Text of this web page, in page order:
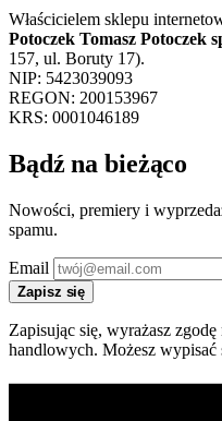
Właścicielem sklepu
Potoczek Tomasz Potoczek
157, ul. Boruty 17).
NIP: 5423039093
REGON: 200153967
KRS: 0001046189
Bądź na bieżąco
Nowości, premiery i
spamu.
Email
Zapisz się
Zapisując się, wyrażasz
handlowych. Możesz